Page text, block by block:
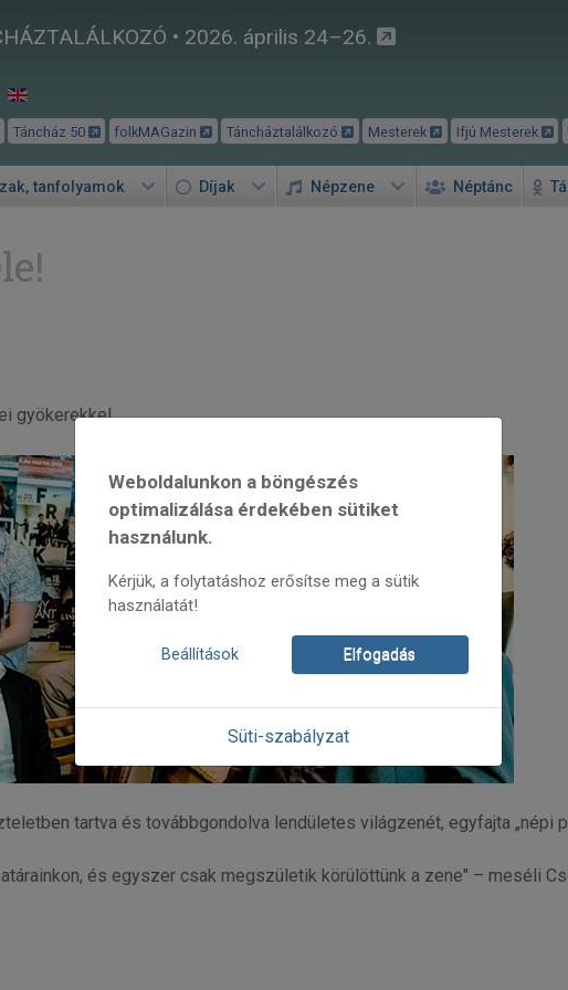
• 2026. április 24–26.
Táncház 50 folkMAGazin Táncháztalálkozó Mesterek Ifjú Mesterek
tanfolyamok Díjak Népzene Néptánc
gyökerekkel.
tartva és továbbgondolva lendületes világzenét, egyfajta „népi
és egyszer csak megszületik körülöttünk a zene" – meséli
Weboldalunkon a böngészés
optimalizálása érdekében sütiket
használunk.
Kérjük, a folytatáshoz erősítse meg a sütik
használatát!
Beállítások Elfogadás
Süti-szabályzat